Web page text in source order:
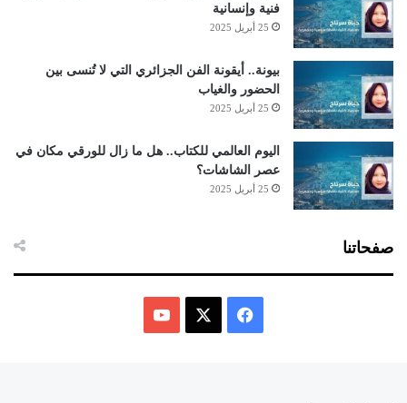
فنية وإنسانية
25 أبريل 2025
بيونة.. أيقونة الفن الجزائري التي لا تُنسى بين
الحضور والغياب
25 أبريل 2025
اليوم العالمي للكتاب.. هل ما زال للورقي مكان في
عصر الشاشات؟
25 أبريل 2025
صفحاتنا